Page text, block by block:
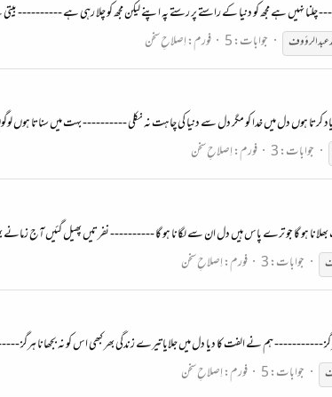
نہیں ہے مجھ کو دنیا کے راستے پر رستے پہ اپنے لیکن مجھ کو چلا رہی ہے ----------
عبدالرؤوف جوابات: 5 فورم:اِصلاحِ سخن
ہوں دل میں خدا کو مگر دل سے دنیا کی چاہت نہ نکلی ---------- بہت میں سناتا ہوں
جوابات: 3 فورم:اِصلاحِ سخن
ہو گا جو ترے پاس ہیں دل ان سے لگانا ہو گا ---------- نفرتیں پھیل گئیں آج زمانے
جوابات: 3 فورم:اِصلاحِ سخن
----------- ہم نے الفت کا دیا دل میں جلایا تیرے زندگی بھر کبھی اس کو نہ بجھانا ہرگز
جوابات: 5 فورم:اِصلاحِ سخن